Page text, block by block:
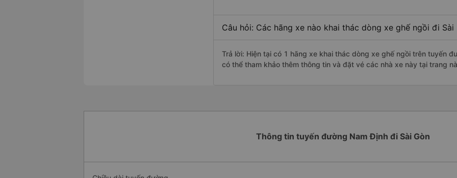
Câu hỏi: Các hãng xe nào khai thác dòng xe ghế ngồi đi
Trả lời: Hiện tại có 1 hãng xe khai thác dòng xe ghế ngồi trên tuyến
có thể tham khảo thêm thông tin và đặt vé các nhà xe này tại trang
Thông tin tuyến đường Nam Định đi Sài Gòn